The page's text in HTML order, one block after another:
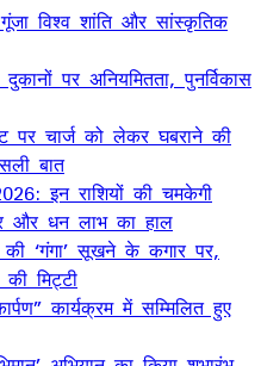
विश्व शांति और सांस्कृतिक
पर अनियमितता, पुनर्विकास
पर चार्ज को लेकर घबराने की
बात
इन राशियों की चमकेगी
और धन लाभ का हाल
‘गंगा’ सूखने के कगार पर,
मिट्टी
कार्यक्रम में सम्मिलित हुए